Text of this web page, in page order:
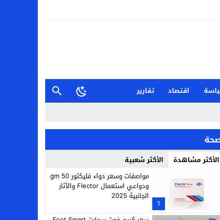
اقتصاد
تقارير
الأكثر مشاهدة الأكثر شعبية
1
مواصفات وسعر دواء فليكتور 50 gm
ودواعي استعمال Flector والآثار
الجانبية 2025